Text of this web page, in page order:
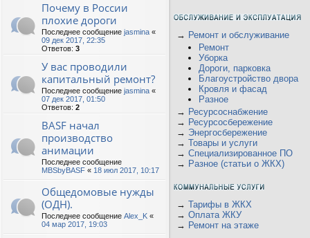
Почему в России
плохие дороги
Последнее сообщение jasmina «
09 дек 2017, 22:35
Ответов: 3
У вас проводили
капитальный ремонт?
Последнее сообщение jasmina «
07 дек 2017, 01:50
Ответов: 2
BASF начал
производство
анимации
Последнее сообщение
MBSbyBASF « 18 июл 2017, 10:17
Общедомовые нужды
(ОДН).
Последнее сообщение Alex_K «
04 мар 2017, 19:03
→ Ремонт и обслуживание
Ремонт
Уборка
Дороги, парковка
Благоустройство двора
Кровля и фасад
Разное
→ Ресурсоснабжение
→ Ресурсосбережение
→ Энергосбережение
→ Товары и услуги
→ Специализированное ПО
→ Разное (статьи о ЖКХ)
→ Тарифы в ЖКХ
→ Оплата ЖКУ
→ Ремонт на этаже